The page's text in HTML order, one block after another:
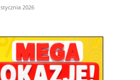
2026